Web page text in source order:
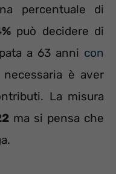
percentuale di
può decidere di
a 63 anni con
è aver
La misura
ma si pensa che